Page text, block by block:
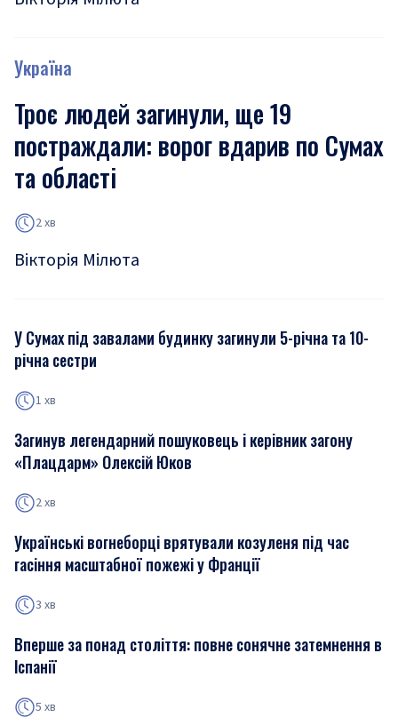
Україна
Троє людей загинули, ще 19
постраждали: ворог вдарив по Сумах
та області
2 хв
Вікторія Мілюта
У Сумах під завалами будинку загинули 5-річна та 10-
річна сестри
1 хв
Загинув легендарний пошуковець і керівник загону
«Плацдарм» Олексій Юков
2 хв
Українські вогнеборці врятували козуленя під час
гасіння масштабної пожежі у Франції
3 хв
Вперше за понад століття: повне сонячне затемнення в
Іспанії
5 хв